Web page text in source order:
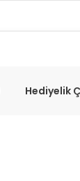
Hediyelik